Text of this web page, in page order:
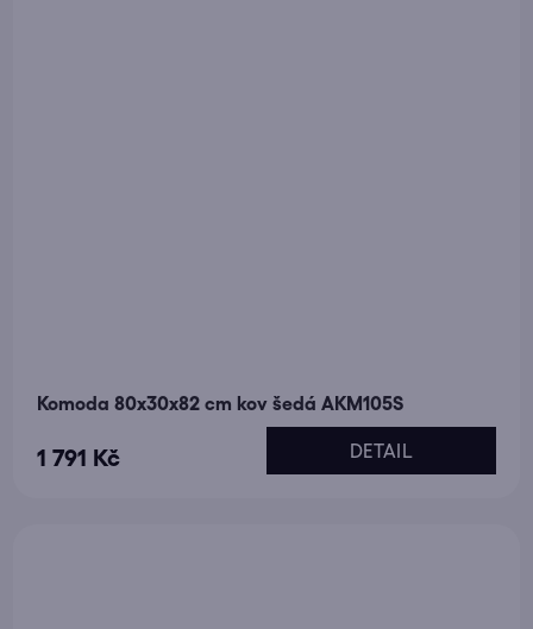
Komoda 80x30x82 cm kov šedá AKM105S
1 791 Kč DETAIL